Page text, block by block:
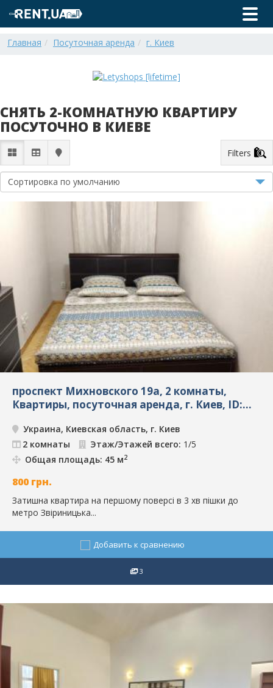
Главная Посуточная аренда г. Киев
СНЯТЬ 2-КОМНАТНУЮ КВАРТИРУ
ПОСУТОЧНО В КИЕВЕ
Filters
проспект Михновского 19а, 2 комнаты,
Квартиры, посуточная аренда, г. Киев, ID:
Украина, Киевская область, г. Киев
2 комнаты
Этаж/Этажей всего: 1/5
Общая площадь: 45 м2
800 грн.
Затишна квартира на першому поверсі в 3 хв пішки до
метро Звіриницька...
Добавить к сравнению
3